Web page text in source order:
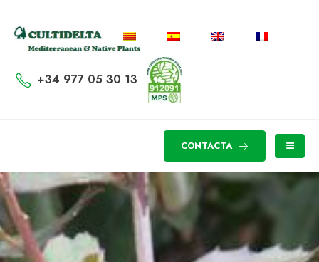
+34 977 05 30 13
CONTACTA